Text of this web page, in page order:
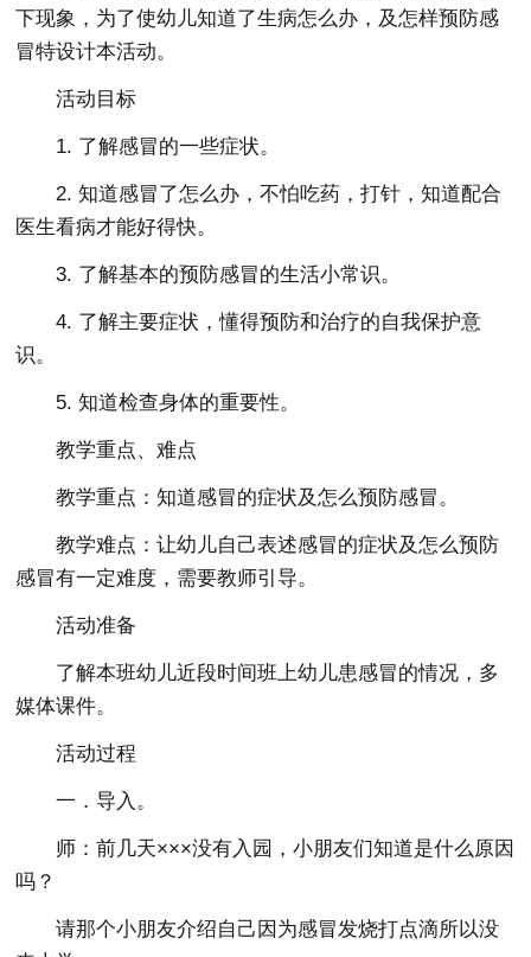
下现象，为了使幼儿知道了生病怎么办，及怎样预防感
冒特设计本活动。
活动目标
1. 了解感冒的一些症状。
2. 知道感冒了怎么办，不怕吃药，打针，知道配合
医生看病才能好得快。
3. 了解基本的预防感冒的生活小常识。
4. 了解主要症状，懂得预防和治疗的自我保护意
识。
5. 知道检查身体的重要性。
教学重点、难点
教学重点：知道感冒的症状及怎么预防感冒。
教学难点：让幼儿自己表述感冒的症状及怎么预防
感冒有一定难度，需要教师引导。
活动准备
了解本班幼儿近段时间班上幼儿患感冒的情况，多
媒体课件。
活动过程
一．导入。
师：前几天×××没有入园，小朋友们知道是什么原因
吗？
请那个小朋友介绍自己因为感冒发烧打点滴所以没